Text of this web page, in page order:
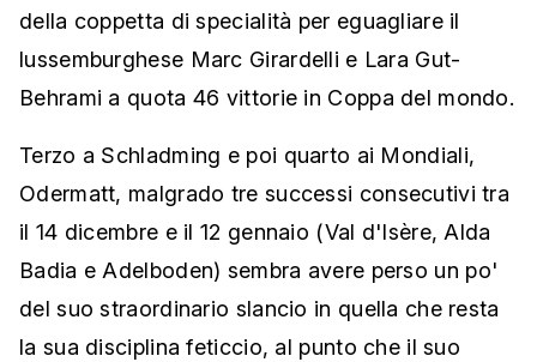
della coppetta di specialità per eguagliare il
lussemburghese Marc Girardelli e Lara Gut-
Behrami a quota 46 vittorie in Coppa del mondo.
Terzo a Schladming e poi quarto ai Mondiali,
Odermatt, malgrado tre successi consecutivi tra
il 14 dicembre e il 12 gennaio (Val d'Isère, Alda
Badia e Adelboden) sembra avere perso un po'
del suo straordinario slancio in quella che resta
la sua disciplina feticcio, al punto che il suo